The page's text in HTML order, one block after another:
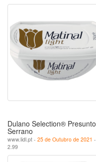
Dulano Selection® Presunto
Serrano
www.lidl.pt - 25 de Outubro de 2021 -
2.99